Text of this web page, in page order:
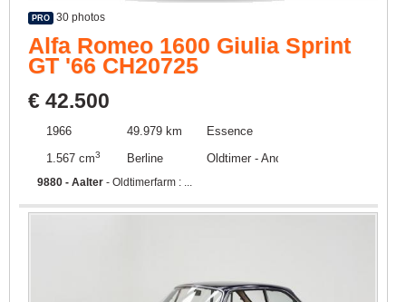
PRO 30 photos
Alfa Romeo 1600 Giulia Sprint
GT '66 CH20725
€ 42.500
1966 49.979 km
Essence
1.567 cm3 Berline Oldtimer - Ancêtre
9880 - Aalter - Oldtimerfarm : ...